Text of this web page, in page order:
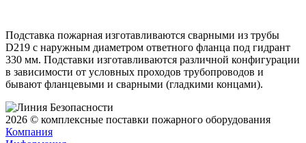
Подставка пожарная изготавливаются сварными из трубы
D219 с наружным диаметром ответного фланца под гидрант
330 мм. Подставки изготавливаются различной конфигурации
в зависимости от условных проходов трубопроводов и
бывают фланцевыми и сварными (гладкими концами).
2026 © комплексные поставки пожарного оборудования
Компания